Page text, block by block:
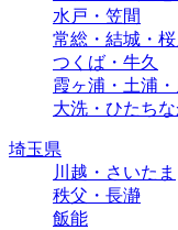
水戸・笠間
常総・結城・桜
つくば・牛久
霞ヶ浦・土浦
大洗・ひたち
埼玉県
川越・さいたま
秩父・長瀞
飯能